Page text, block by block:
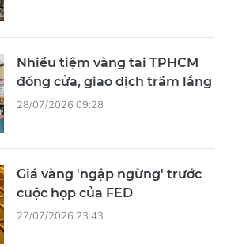
Nhiều tiệm vàng tại TPHCM
đóng cửa, giao dịch trầm lắng
28/07/2026 09:28
Giá vàng 'ngập ngừng' trước
cuộc họp của FED
27/07/2026 23:43